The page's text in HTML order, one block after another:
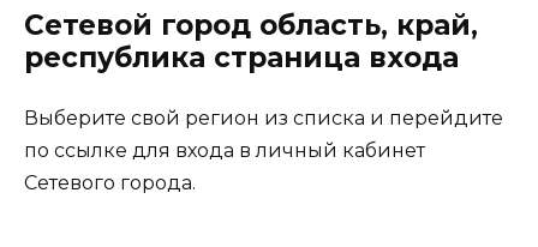
Сетевой город область, край,
республика страница входа
Выберите свой регион из списка и перейдите
по ссылке для входа в личный кабинет
Сетевого города.